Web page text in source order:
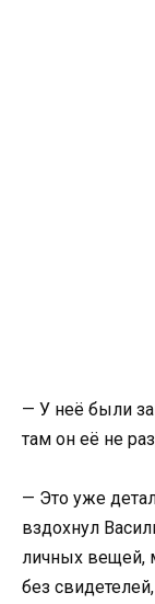
— У неё были
там он её не
— Это уже
вздохнул
личных вещей,
без